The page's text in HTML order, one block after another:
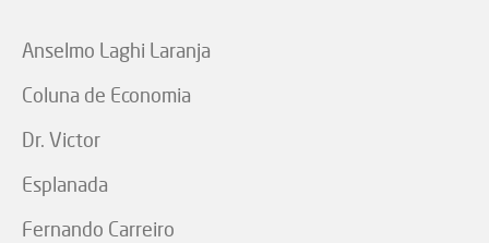
Anselmo Laghi Laranja
Coluna de Economia
Dr. Victor
Esplanada
Fernando Carreiro